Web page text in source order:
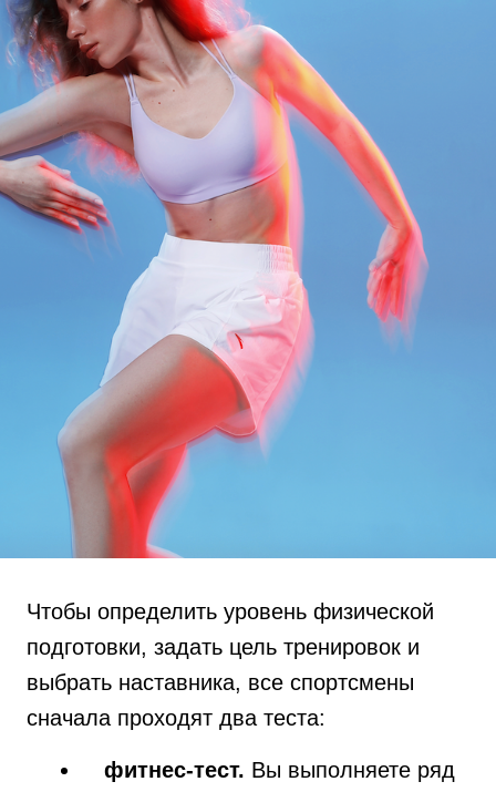
АКЦИИ
НОВОСТИ
Чтобы определить уровень физической
подготовки, задать цель тренировок и
выбрать наставника, все спортсмены
сначала проходят два теста:
фитнес-тест. Вы выполняете ряд